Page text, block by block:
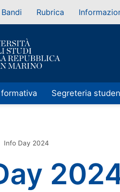
Bandi Rubrica
Segreteria
Info Day 2024